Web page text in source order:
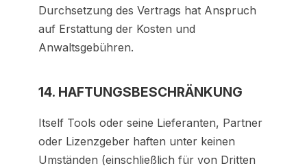
Durchsetzung des Vertrags hat Anspruch
auf Erstattung der Kosten und
Anwaltsgebühren.
14. HAFTUNGSBESCHRÄNKUNG
Itself Tools oder seine Lieferanten, Partner
oder Lizenzgeber haften unter keinen
Umständen (einschließlich für von Dritten